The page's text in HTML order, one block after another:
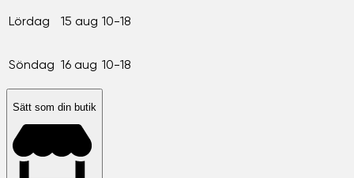
Lördag 15 aug 10-18
Söndag 16 aug 10-18
Sätt som din butik